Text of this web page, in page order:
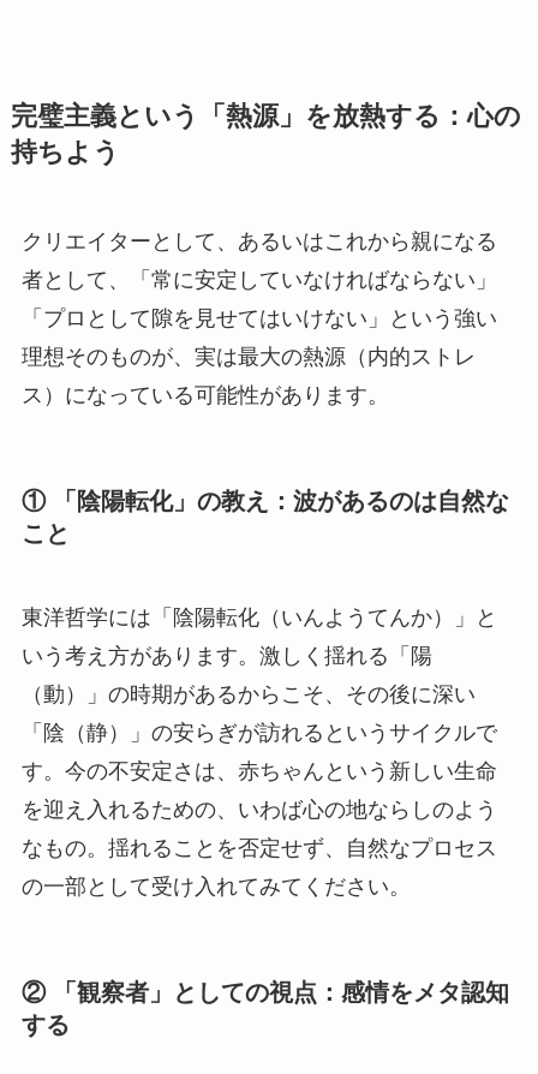
完璧主義という「熱源」を放熱する：心の
持ちよう
クリエイターとして、あるいはこれから親になる
者として、「常に安定していなければならない」
「プロとして隙を見せてはいけない」という強い
理想そのものが、実は最大の熱源（内的ストレ
ス）になっている可能性があります。
① 「陰陽転化」の教え：波があるのは自然な
こと
東洋哲学には「陰陽転化（いんようてんか）」と
いう考え方があります。激しく揺れる「陽
（動）」の時期があるからこそ、その後に深い
「陰（静）」の安らぎが訪れるというサイクルで
す。今の不安定さは、赤ちゃんという新しい生命
を迎え入れるための、いわば心の地ならしのよう
なもの。揺れることを否定せず、自然なプロセス
の一部として受け入れてみてください。
② 「観察者」としての視点：感情をメタ認知
する